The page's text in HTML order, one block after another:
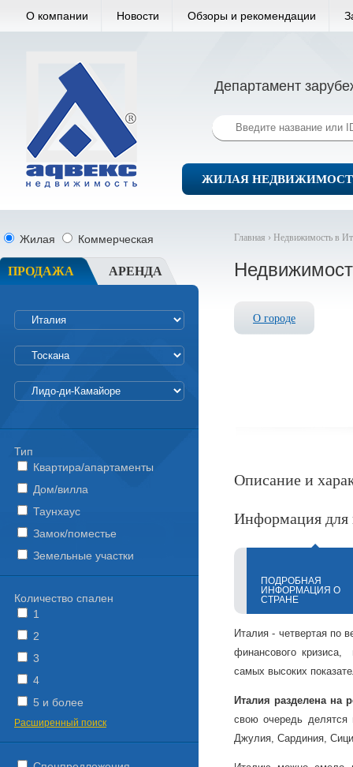
О компании Новости Обзоры и рекомендации
Департамент
ЖИЛАЯ
Главная › Недвижимость в
О городе
Описание и
Информация для
ПОДРОБНАЯ
ИНФОРМАЦИЯ О
СТРАНЕ
Италия - четвертая по
финансового
самых высоких
Италия разделена на
свою очередь делятся
Джулия, Сардиния,
Жилая Коммерческая
ПРОДАЖА АРЕНДА
Тип
Квартира/апартаменты
Дом/вилла
Таунхаус
Замок/поместье
Земельные участки
Количество спален
1
2
3
4
5 и более
Расширенный поиск